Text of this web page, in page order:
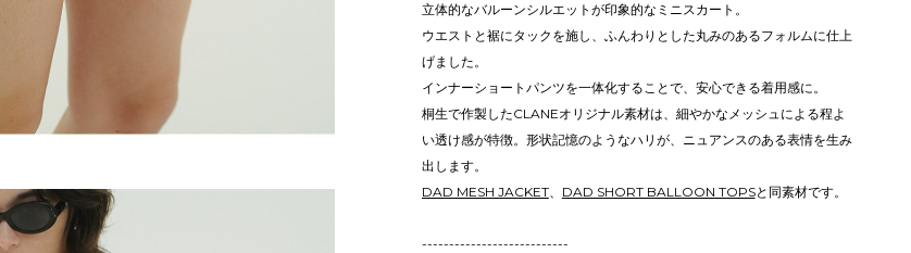
立体的なバルーンシルエットが印象的なミニスカート。
ウエストと裾にタックを施し、ふんわりとした丸みのあるフォルムに仕上
げました。
インナーショートパンツを一体化することで、安心できる着用感に。
桐生で作製したCLANEオリジナル素材は、細やかなメッシュによる程よ
い透け感が特徴。形状記憶のようなハリが、ニュアンスのある表情を生み
出します。
DAD MESH JACKET、 DAD SHORT BALLOON TOPSと同素材です。
---------------------------